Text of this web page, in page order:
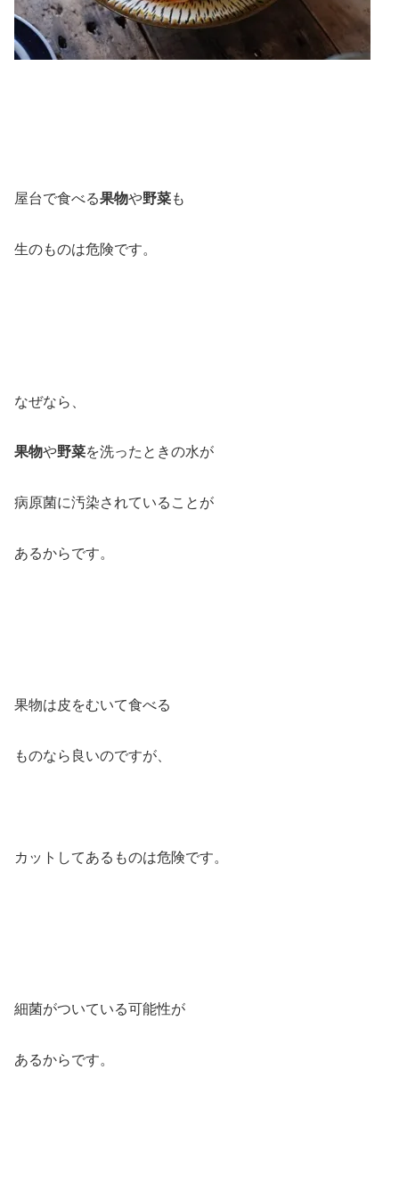
屋台で食べる果物や野菜も
生のものは危険です。
なぜなら、
果物や野菜を洗ったときの水が
病原菌に汚染されていることが
あるからです。
果物は皮をむいて食べる
ものなら良いのですが、
カットしてあるものは危険です。
細菌がついている可能性が
あるからです。